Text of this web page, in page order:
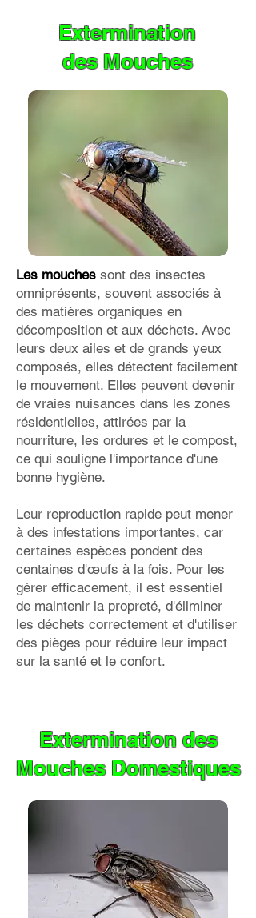
Extermination
des Mouches
Les mouches sont des insectes
omniprésents, souvent associés à
des matières organiques en
décomposition et aux déchets. Avec
leurs deux ailes et de grands yeux
composés, elles détectent facilement
le mouvement. Elles peuvent devenir
de vraies nuisances dans les zones
résidentielles, attirées par la
nourriture, les ordures et le compost,
ce qui souligne l'importance d'une
bonne hygiène.
Leur reproduction rapide peut mener
à des infestations importantes, car
certaines espèces pondent des
centaines d'œufs à la fois. Pour les
gérer efficacement, il est essentiel
de maintenir la propreté, d'éliminer
les déchets correctement et d'utiliser
des pièges pour réduire leur impact
sur la santé et le confort.
Extermination des
Mouches Domestiques